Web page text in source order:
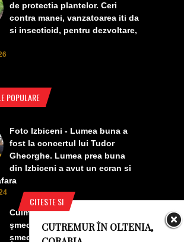
CITESTE SI
CUTREMUR ÎN OLTENIA,
de protectia plantelor. Ceri
contra manei, vanzatoarea iti da
si insecticid, pentru dezvoltare,
POPULARE
Foto Izbiceni - Lumea buna a
fost la concertul lui Tudor
Gheorghe. Lumea prea buna
din Izbiceni a avut un ecran si
Culmea smecheriei! O mașină
șmecheră l-a trădat pe cel mai
șmecher oltean